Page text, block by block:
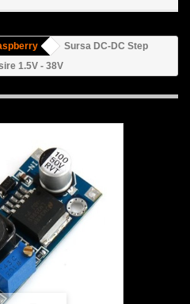
Sursa DC-DC Step
1.5V - 38V